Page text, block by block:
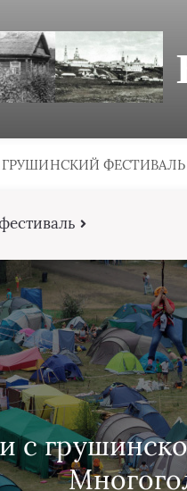
ГРУШИНСКИЙ ФЕСТИВАЛЬ
с